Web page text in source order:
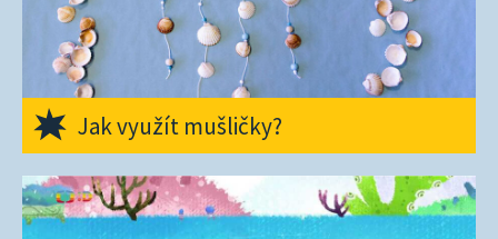
Jak využít mušličky?